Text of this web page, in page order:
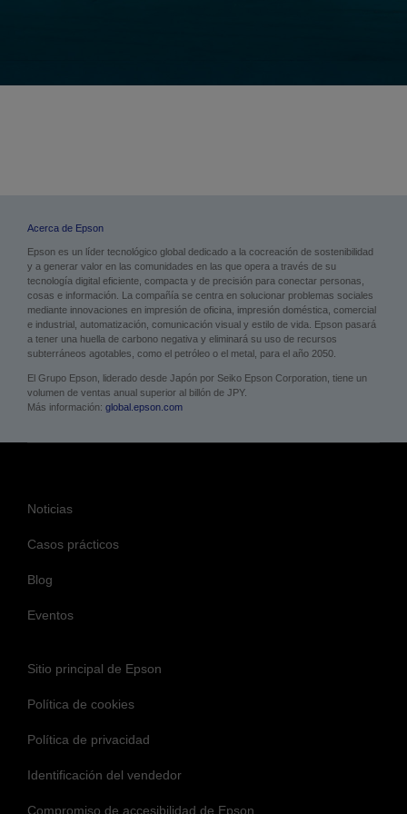
Acerca de Epson
Epson es un líder tecnológico global dedicado a la cocreación de sostenibilidad
y a generar valor en las comunidades en las que opera a través de su
tecnología digital eficiente, compacta y de precisión para conectar personas,
cosas e información. La compañía se centra en solucionar problemas sociales
mediante innovaciones en impresión de oficina, impresión doméstica, comercial
e industrial, automatización, comunicación visual y estilo de vida. Epson pasará
a tener una huella de carbono negativa y eliminará su uso de recursos
subterráneos agotables, como el petróleo o el metal, para el año 2050.
El Grupo Epson, liderado desde Japón por Seiko Epson Corporation, tiene un
volumen de ventas anual superior al billón de JPY.
Más información: global.epson.com
Noticias
Casos prácticos
Blog
Eventos
Sitio principal de Epson
Política de cookies
Política de privacidad
Identificación del vendedor
Compromiso de accesibilidad de Epson